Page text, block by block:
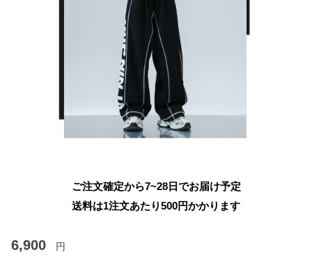
ご注文確定から7~28日でお届け予定
送料は1注文あたり500円かかります
6,900 円